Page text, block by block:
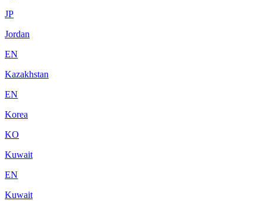
JP
Jordan
EN
Kazakhstan
EN
Korea
KO
Kuwait
EN
Kuwait